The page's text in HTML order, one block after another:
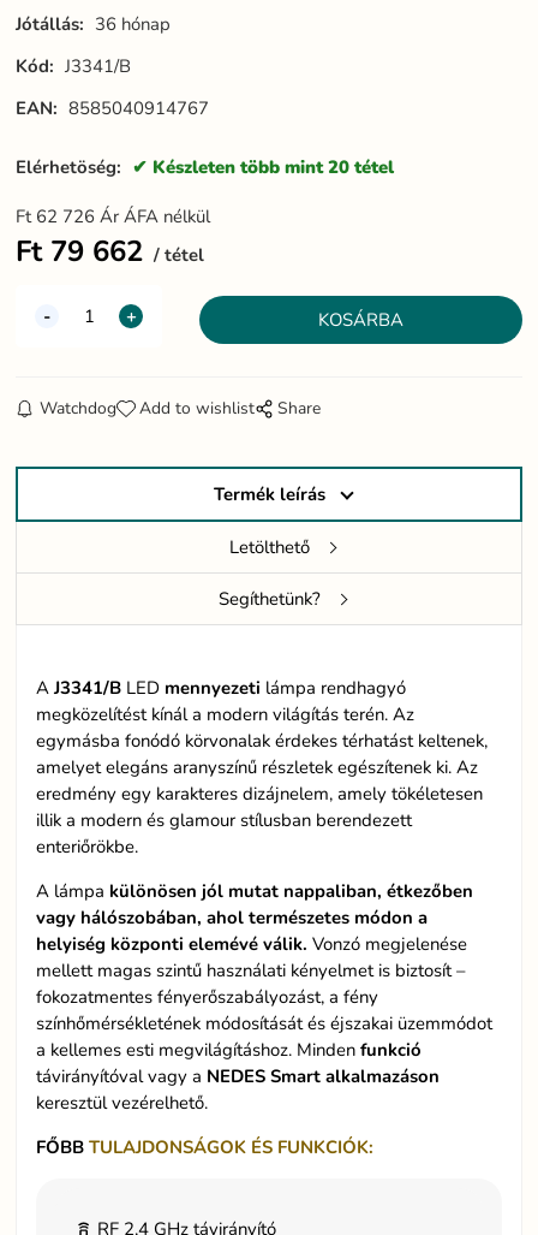
Jótállás: 36 hónap
Kód: J3341/B
EAN: 8585040914767
Elérhetöség: Készleten több mint 20 tétel
Ft 62 726 Ár ÁFA nélkül
Ft 79 662 tétel
Watchdog Add to wishlist Share
Termék leírás
Letölthető
Segíthetünk?
AJ3341/B LED mennyezeti lámpa rendhagyó
megközelítést kínál a modern világítás terén. Az
egymásba fonódó körvonalak érdekes térhatást keltenek,
amelyet elegáns aranyszínű részletek egészítenek ki. Az
eredmény egy karakteres dizájnelem, amely tökéletesen
illik a modern és glamour stílusban berendezett
enteriőrökbe.
A lámpa különösen jól mutat nappaliban, étkezőben
vagy hálószobában, ahol természetes módon a
helyiség központi elemévé válik. Vonzó megjelenése
mellett magas szintű használati kényelmet is biztosít –
fokozatmentes fényerőszabályozást, a fény
színhőmérsékletének módosítását és éjszakai üzemmódot
a kellemes esti megvilágításhoz. Mindenfunkció
távirányítóval vagy a NEDES Smart alkalmazáson
keresztül vezérelhető.
FŐBB TULAJDONSÁGOK ÉS FUNKCIÓK:
RF 2,4 GHz távirányító